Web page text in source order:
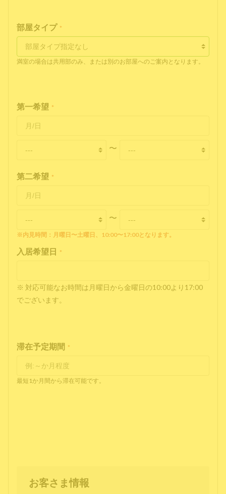
部屋タイプ *
満室の場合は共用部のみ、または別のお部屋へのご案内となります。
第一希望 *
〜
第二希望 *
〜
※内見時間：月曜日〜土曜日、10:00〜17:00となります。
入居希望日 *
※ 対応可能なお時間は月曜日から金曜日の10:00より17:00
でございます。
滞在予定期間 *
最短1か月間から滞在可能です。
お客さま情報